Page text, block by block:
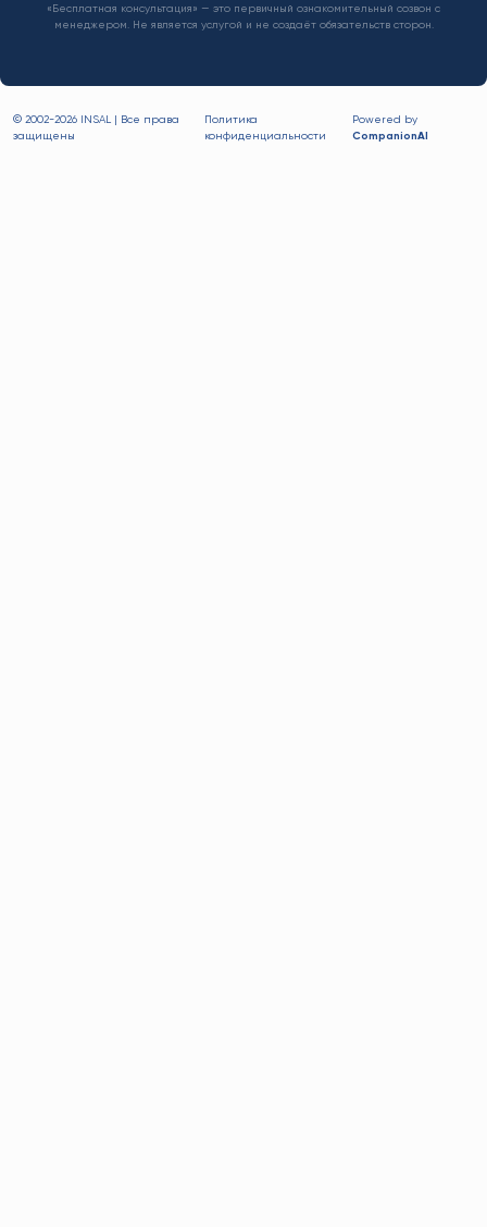
«Бесплатная консультация» — это первичный ознакомительный созвон с
менеджером. Не является услугой и не создаёт обязательств сторон.
© 2002-2026 INSAL | Все права
защищены
Политика
конфиденциальности
Powered by
CompanionAI